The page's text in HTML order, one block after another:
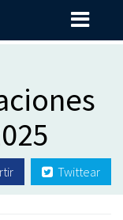
Twittear